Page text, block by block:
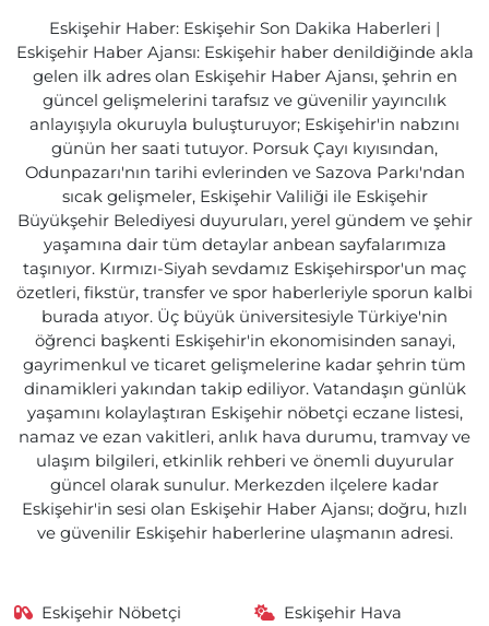
Eskişehir Haber: Eskişehir Son Dakika Haberleri |
Eskişehir Haber Ajansı: Eskişehir haber denildiğinde akla
gelen ilk adres olan Eskişehir Haber Ajansı, şehrin en
güncel gelişmelerini tarafsız ve güvenilir yayıncılık
anlayışıyla okuruyla buluşturuyor; Eskişehir'in nabzını
günün her saati tutuyor. Porsuk Çayı kıyısından,
Odunpazarı'nın tarihi evlerinden ve Sazova Parkı'ndan
sıcak gelişmeler, Eskişehir Valiliği ile Eskişehir
Büyükşehir Belediyesi duyuruları, yerel gündem ve şehir
yaşamına dair tüm detaylar anbean sayfalarımıza
taşınıyor. Kırmızı-Siyah sevdamız Eskişehirspor'un maç
özetleri, fikstür, transfer ve spor haberleriyle sporun kalbi
burada atıyor. Üç büyük üniversitesiyle Türkiye'nin
öğrenci başkenti Eskişehir'in ekonomisinden sanayi,
gayrimenkul ve ticaret gelişmelerine kadar şehrin tüm
dinamikleri yakından takip ediliyor. Vatandaşın günlük
yaşamını kolaylaştıran Eskişehir nöbetçi eczane listesi,
namaz ve ezan vakitleri, anlık hava durumu, tramvay ve
ulaşım bilgileri, etkinlik rehberi ve önemli duyurular
güncel olarak sunulur. Merkezden ilçelere kadar
Eskişehir'in sesi olan Eskişehir Haber Ajansı; doğru, hızlı
ve güvenilir Eskişehir haberlerine ulaşmanın adresi.
Eskişehir Nöbetçi
Eskişehir Hava